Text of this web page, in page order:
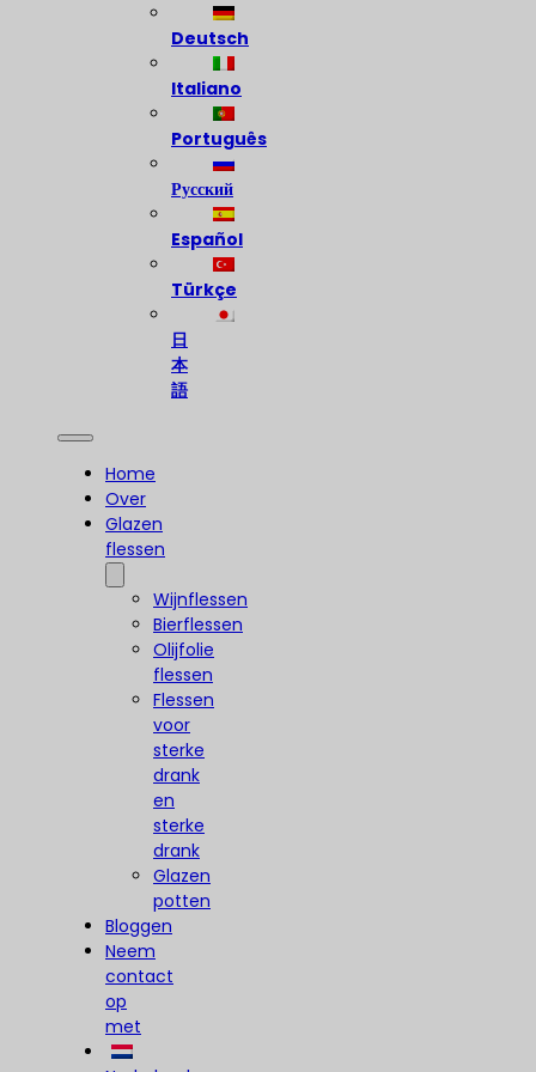
Deutsch
Italiano
Português
Русский
Español
Türkçe
日
本
語
Home
Over
Glazen
flessen
Wijnflessen
Bierflessen
Olijfolie
flessen
Flessen
voor
sterke
drank
en
sterke
drank
Glazen
potten
Bloggen
Neem
contact
op
met